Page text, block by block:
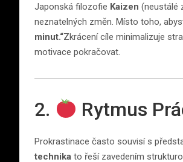
Japonská filozofie Kaizen (neustálé
neznatelných změn. Místo toho,
minut.“Zkrácení cíle minimalizuje
motivace pokračovat.
2. Rytmus
Prokrastinace často souvisí s
technika to řeší zavedením